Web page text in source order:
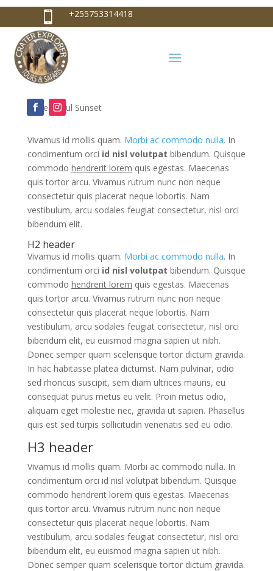
 +255753314418
 info@craterexplorer.com
Brand New Suites
byBakari Emanuel
comments
Vivamus id mollis quam. Morbi ac commodo nulla. In
condimentum orci id nisl volutpat bibendum. Quisque
commodo hendrerit lorem quis egestas. Maecenas
quis tortor arcu. Vivamus rutrum nunc non neque
consectetur quis placerat neque lobortis. Nam
vestibulum, arcu sodales feugiat consectetur, nisl orci
bibendum elit.
H2 header
Vivamus id mollis quam. Morbi ac commodo nulla. In
condimentum orci id nisl volutpat bibendum. Quisque
commodo hendrerit lorem quis egestas. Maecenas
quis tortor arcu. Vivamus rutrum nunc non neque
consectetur quis placerat neque lobortis. Nam
vestibulum, arcu sodales feugiat consectetur, nisl orci
bibendum elit, eu euismod magna sapien ut nibh.
Donec semper quam scelerisque tortor dictum gravida.
In hac habitasse platea dictumst. Nam pulvinar, odio
sed rhoncus suscipit, sem diam ultrices mauris, eu
consequat purus metus eu velit. Proin metus odio,
aliquam eget molestie nec, gravida ut sapien. Phasellus
quis est sed turpis sollicitudin venenatis sed eu odio.
H3 header
Vivamus id mollis quam. Morbi ac commodo nulla. In
condimentum orci id nisl volutpat bibendum. Quisque
commodo hendrerit lorem quis egestas. Maecenas
quis tortor arcu. Vivamus rutrum nunc non neque
consectetur quis placerat neque lobortis. Nam
vestibulum, arcu sodales feugiat consectetur, nisl orci
bibendum elit, eu euismod magna sapien ut nibh.
Donec semper quam scelerisque tortor dictum gravida.